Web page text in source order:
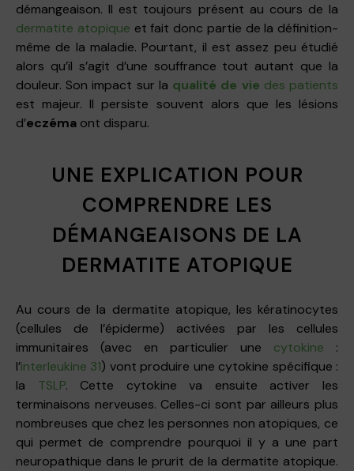
démangeaison. Il est toujours présent au cours de la
dermatite atopique et fait donc partie de la définition-
même de la maladie. Pourtant, il est assez peu étudié
alors qu’il s’agit d’une souffrance tout autant que la
douleur. Son impact sur la qualité de vie des patients
est majeur. Il persiste souvent alors que les lésions
d’eczéma ont disparu.
UNE EXPLICATION POUR
COMPRENDRE LES
DÉMANGEAISONS DE LA
DERMATITE ATOPIQUE
Au cours de la dermatite atopique, les kératinocytes
(cellules de l’épiderme) activées par les cellules
immunitaires (avec en particulier une cytokine :
l’interleukine 31) vont produire une cytokine spécifique :
la TSLP. Cette cytokine va ensuite activer les
terminaisons nerveuses. Celles-ci sont par ailleurs plus
nombreuses que chez les personnes non atopiques, ce
qui permet de comprendre pourquoi il y a une part
neuropathique dans le prurit de la dermatite atopique.